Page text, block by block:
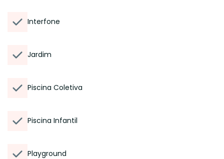
Interfone
Jardim
Piscina Coletiva
Piscina Infantil
Playground